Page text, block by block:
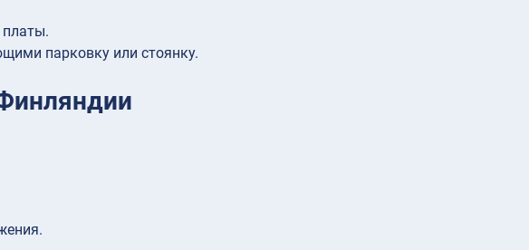
платы.
парковку или стоянку.